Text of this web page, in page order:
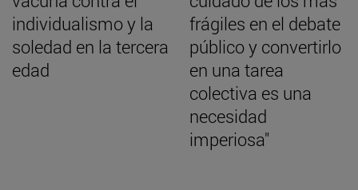
individualismo y la
soledad en la tercera
edad
frágiles en el debate
público y convertirlo
en una tarea
colectiva es una
necesidad
imperiosa"